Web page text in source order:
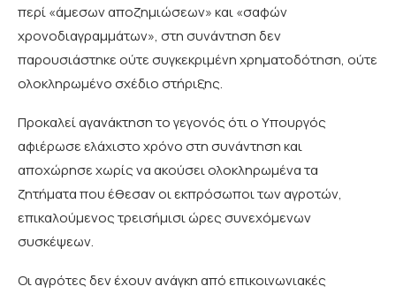
περί «άμεσων αποζημιώσεων» και «σαφών
χρονοδιαγραμμάτων», στη συνάντηση δεν
παρουσιάστηκε ούτε συγκεκριμένη χρηματοδότηση, ούτε
ολοκληρωμένο σχέδιο στήριξης.
Προκαλεί αγανάκτηση το γεγονός ότι ο Υπουργός
αφιέρωσε ελάχιστο χρόνο στη συνάντηση και
αποχώρησε χωρίς να ακούσει ολοκληρωμένα τα
ζητήματα που έθεσαν οι εκπρόσωποι των αγροτών,
επικαλούμενος τρεισήμισι ώρες συνεχόμενων
συσκέψεων.
Οι αγρότες δεν έχουν ανάγκη από επικοινωνιακές